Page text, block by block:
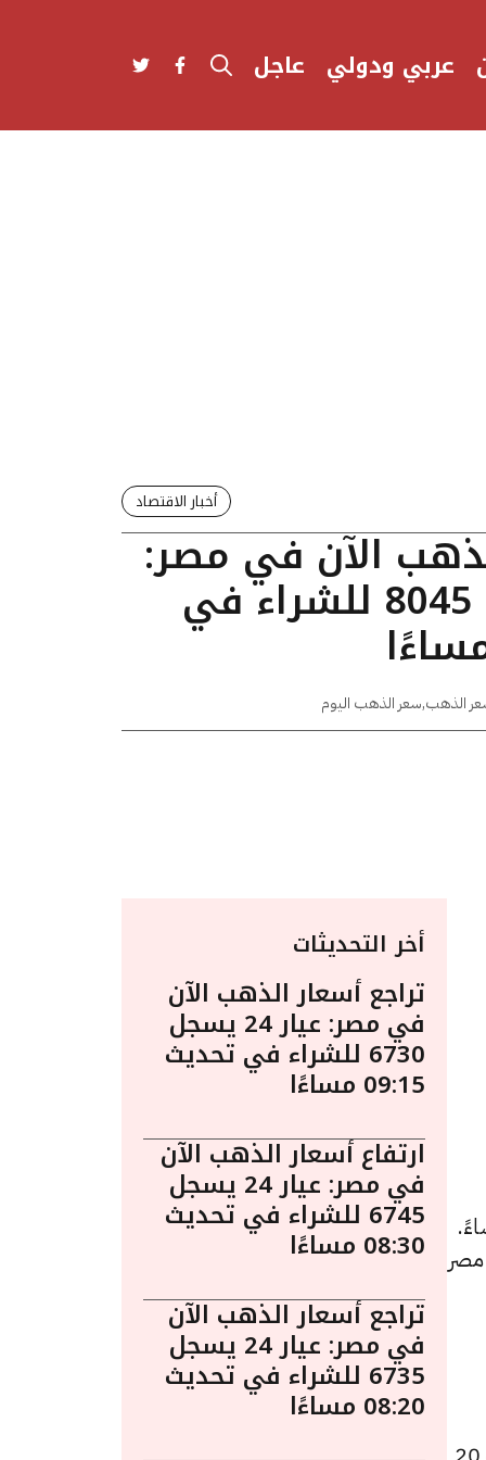
عربي ودولي عاجل
أخبار الاقتصاد
الآن في مصر:
عيار 24 يسجل 8045 للشراء في
الذهب,سعر الذهب اليوم
ليوم الأربعاء 15 أبريل الساعة 4:45 مساءً.
أخر التحديثات
تراجع أسعار الذهب الآن
في مصر: عيار 24 يسجل
6730 للشراء في تحديث
09:15 مساءًا
ارتفاع أسعار الذهب الآن
في مصر: عيار 24 يسجل
6745 للشراء في تحديث
08:30 مساءًا
تراجع أسعار الذهب الآن
في مصر: عيار 24 يسجل
6735 للشراء في تحديث
08:20 مساءًا